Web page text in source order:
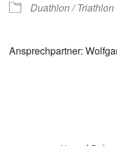
Duathlon / Triathlon
Ansprechpartner: